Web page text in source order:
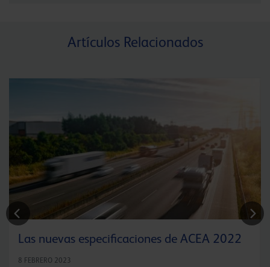
Artículos Relacionados
Las nuevas especificaciones de ACEA 2022
8 FEBRERO 2023